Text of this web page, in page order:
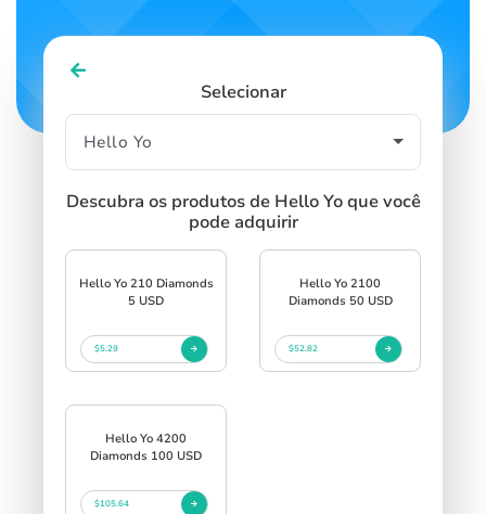
Selecionar
Descubra os produtos de Hello Yo que você
pode adquirir
Hello Yo 210 Diamonds
5 USD
$5.29
Hello Yo 2100
Diamonds 50 USD
$52.82
Hello Yo 4200
Diamonds 100 USD
$105.64